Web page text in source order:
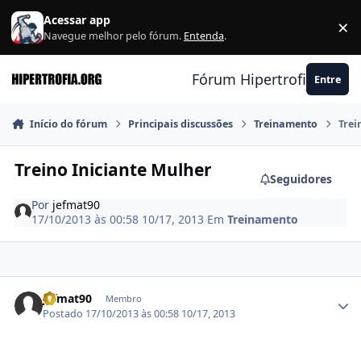
Ir para conteúdo
Acessar app
Navegue melhor pelo fórum. Entenda. ×
Fórum Hipertrofia.org
Entre
Início do fórum Principais discussões Treinamento
Treino Iniciante Mulher
Seguidores
Por jefmat90
17/10/2013 às 00:58 10/17, 2013 EmTreinamento
jefmat90 Membro
Postado 17/10/2013 às 00:58 10/17, 2013